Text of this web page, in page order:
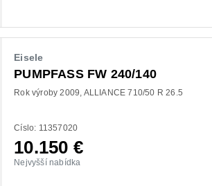
Eisele
PUMPFASS FW 240/140
Rok výroby 2009 ALLIANCE 710/50 R 26.5
Císlo: 11357020
10.150 €
Nejvyšší nabídka